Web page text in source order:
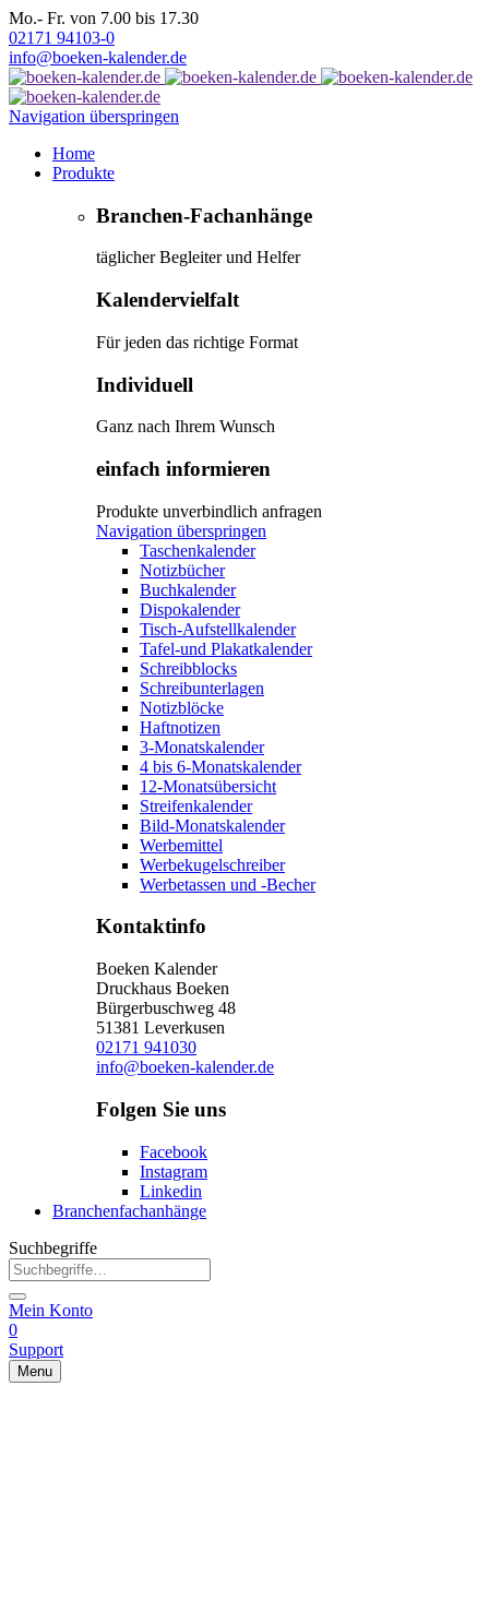
Mo.- Fr. von 7.00 bis 17.30
02171 94103-0
info@boeken-kalender.de
Navigation überspringen
Home
Produkte
Branchen-Fachanhänge
täglicher Begleiter und Helfer
Kalendervielfalt
Für jeden das richtige Format
Individuell
Ganz nach Ihrem Wunsch
einfach informieren
Produkte unverbindlich anfragen
Navigation überspringen
Taschenkalender
Notizbücher
Buchkalender
Dispokalender
Tisch-Aufstellkalender
Tafel-und Plakatkalender
Schreibblocks
Schreibunterlagen
Notizblöcke
Haftnotizen
3-Monatskalender
4 bis 6-Monatskalender
12-Monatsübersicht
Streifenkalender
Bild-Monatskalender
Werbemittel
Werbekugelschreiber
Werbetassen und -Becher
Kontaktinfo
Boeken Kalender
Druckhaus Boeken
Bürgerbuschweg 48
51381 Leverkusen
02171 941030
info@boeken-kalender.de
Folgen Sie uns
Facebook
Instagram
Linkedin
Branchenfachanhänge
Suchbegriffe
Mein Konto
0
Support
Menu